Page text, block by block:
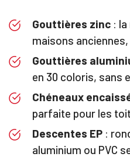
Gouttières zinc :
maisons anciennes,
Gouttières
en 30 coloris, sans
Chéneaux
parfaite pour les
Descentes EP :
aluminium ou PVC